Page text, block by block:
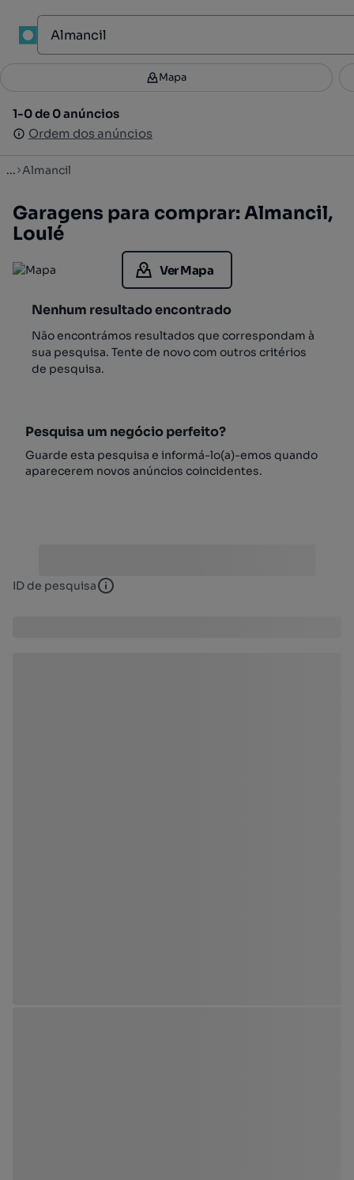
Filtros 2
1-0 de 0 anúncios
Ordem dos anúncios
Mapa
1-0 de 0 anúncios
Ordem dos anúncios
... Almancil
Garagens para comprar: Almancil,
Loulé
Ver Mapa
Nenhum resultado encontrado
Não encontrámos resultados que correspondam à
sua pesquisa. Tente de novo com outros critérios
de pesquisa.
Pesquisa um negócio perfeito?
Guarde esta pesquisa e informá-lo(a)-emos quando
aparecerem novos anúncios coincidentes.
ID de pesquisa ID de pesquisa